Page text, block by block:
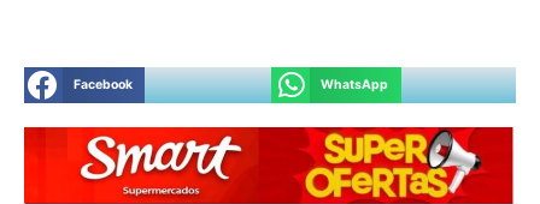
Facebook WhatsApp